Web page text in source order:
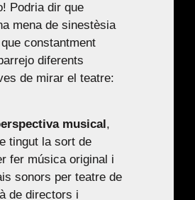
Podria dir que
mena de sinestèsia
constantment
diferents
de mirar el teatre:
musical,
tingut la sort de
fer música original i
sonors per teatre de
de directors i